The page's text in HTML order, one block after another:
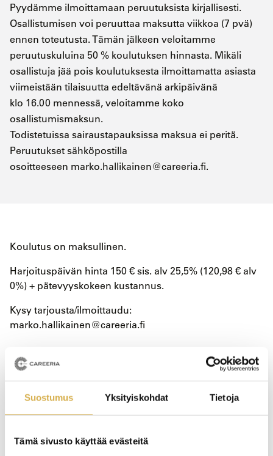
Suostumus Yksityiskohdat Tietoja
Tämä sivusto käyttää evästeitä
Pyydämme ilmoittamaan peruutuksista kirjallisesti.
Osallistumisen voi peruuttaa maksutta viikkoa (7 pvä)
ennen toteutusta. Tämän jälkeen veloitamme
peruutuskuluina 50 % koulutuksen hinnasta. Mikäli
osallistuja jää pois koulutuksesta ilmoittamatta asiasta
viimeistään tilaisuutta edeltävänä arkipäivänä
klo 16.00 mennessä, veloitamme koko
osallistumismaksun.
Todistetuissa sairaustapauksissa maksua ei peritä.
Peruutukset sähköpostilla
osoitteeseen marko.hallikainen@careeria.fi.
Koulutus on maksullinen.
Harjoituspäivän hinta 150 € sis. alv 25,5% (120,98 € alv
0%) + pätevyyskokeen kustannus.
Kysy tarjousta/ilmoittaudu:
marko.hallikainen@careeria.fi
Kysy lisätietoja
askarruttamaan?